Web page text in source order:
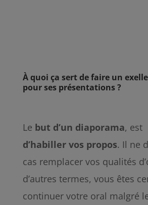
À quoi ça sert de faire un
pour ses présentations ?
Le but d’un diaporama, est
d’habiller vos propos. Il ne
cas remplacer vos qualités
d’autres termes, vous êtes
continuer votre oral malgré